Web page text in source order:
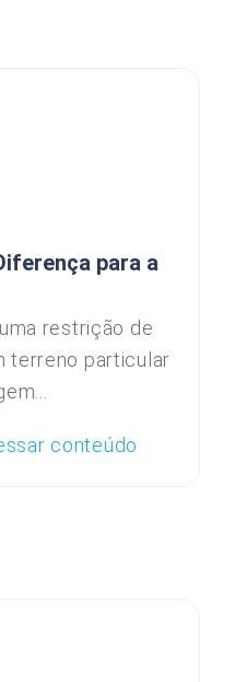
para a
restrição de
terreno particular
conteúdo